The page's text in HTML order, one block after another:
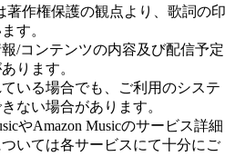
著作権保護の観点より、歌詞の印
す。
/コンテンツの内容及び配信予定
ります。
いる場合でも、ご利用のシステ
ない場合があります。
やAmazon Musicのサービス詳細
いては各サービスにて十分にご